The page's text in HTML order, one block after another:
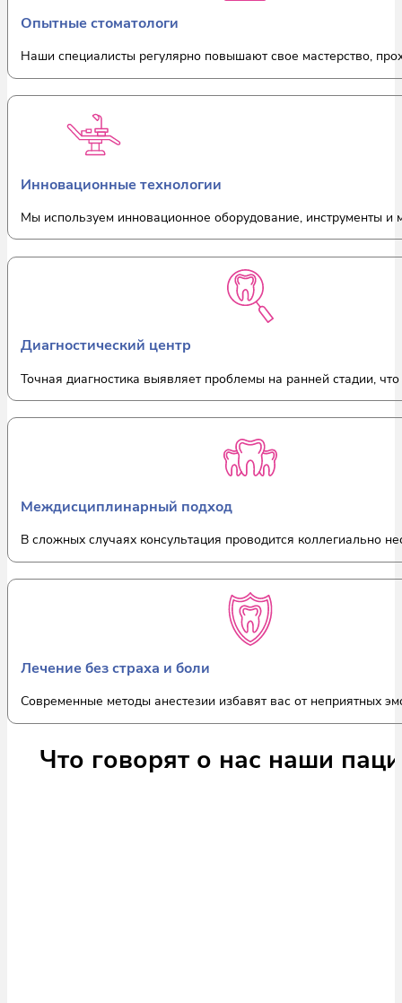
Опытные стоматологи
Наши специалисты регулярно повышают свое мастерство,
Инновационные технологии
Мы используем инновационное оборудование, инструменты и
Диагностический центр
Точная диагностика выявляет проблемы на ранней стадии,
Междисциплинарный подход
В сложных случаях консультация проводится коллегиально
Лечение без страха и боли
Современные методы анестезии избавят вас от неприятных
Что говорят о нас наши